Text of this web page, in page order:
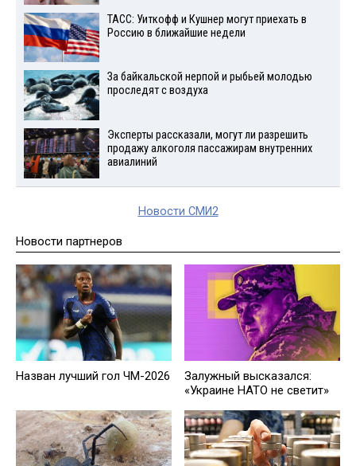
ТАСС: Уиткофф и Кушнер могут приехать в
Россию в ближайшие недели
За байкальской нерпой и рыбьей молодью
проследят с воздуха
Эксперты рассказали, могут ли разрешить
продажу алкоголя пассажирам внутренних
авиалиний
Новости СМИ2
Новости партнеров
Назван лучший гол ЧМ-2026
Залужный высказался:
«Украине НАТО не светит»